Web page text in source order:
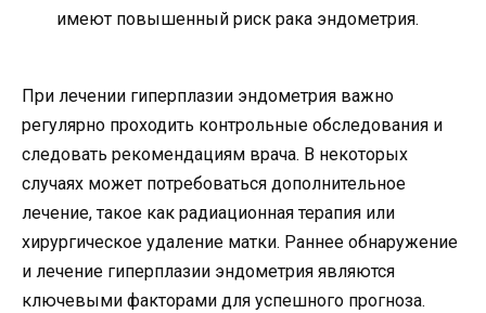
имеют повышенный риск рака эндометрия.
При лечении гиперплазии эндометрия важно
регулярно проходить контрольные обследования и
следовать рекомендациям врача. В некоторых
случаях может потребоваться дополнительное
лечение, такое как радиационная терапия или
хирургическое удаление матки. Раннее обнаружение
и лечение гиперплазии эндометрия являются
ключевыми факторами для успешного прогноза.